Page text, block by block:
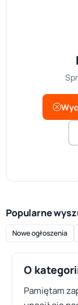
Popularne
Nowe ogłoszenia
O
Pamiętam